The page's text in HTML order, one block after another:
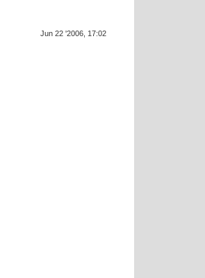
Jun 22 '2006, 17:02